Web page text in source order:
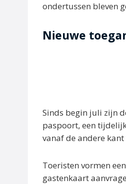
ondertussen bleven
Nieuwe
Sinds begin juli zijn
paspoort, een
vanaf de andere
Toeristen vormen
gastenkaart